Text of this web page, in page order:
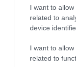
I want to
related to
device
I want to
related to